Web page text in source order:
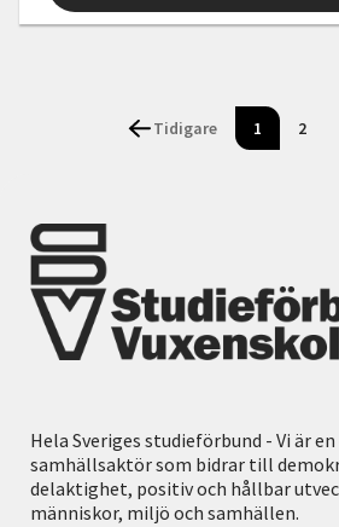
Tidigare 1 2
Hela Sveriges studieförbund - Vi är
samhällsaktör som bidrar till
delaktighet, positiv och hållbar
människor, miljö och samhällen.